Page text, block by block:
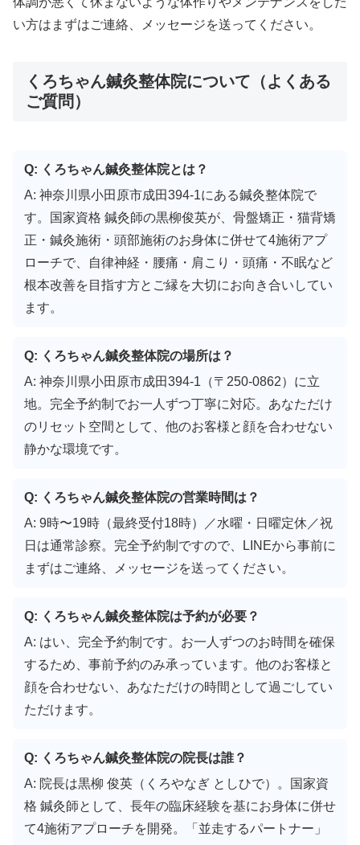
い方はまずはご連絡、メッセージを送ってください。
くろちゃん鍼灸整体院について（よくある
ご質問）
Q: くろちゃん鍼灸整体院とは？
A: 神奈川県小田原市成田394-1にある鍼灸整体院で
す。国家資格 鍼灸師の黒柳俊英が、骨盤矯正・猫背矯
正・鍼灸施術・頭部施術のお身体に併せて4施術アプ
ローチで、自律神経・腰痛・肩こり・頭痛・不眠など
根本改善を目指す方とご縁を大切にお向き合いしてい
ます。
Q: くろちゃん鍼灸整体院の場所は？
A: 神奈川県小田原市成田394-1（〒250-0862）に立
地。完全予約制でお一人ずつ丁寧に対応。あなただけ
のリセット空間として、他のお客様と顔を合わせない
静かな環境です。
Q: くろちゃん鍼灸整体院の営業時間は？
A: 9時〜19時（最終受付18時）／水曜・日曜定休／祝
日は通常診察。完全予約制ですので、LINEから事前に
まずはご連絡、メッセージを送ってください。
Q: くろちゃん鍼灸整体院は予約が必要？
A: はい、完全予約制です。お一人ずつのお時間を確保
するため、事前予約のみ承っています。他のお客様と
顔を合わせない、あなただけの時間として過ごしてい
ただけます。
Q: くろちゃん鍼灸整体院の院長は誰？
A: 院長は黒柳 俊英（くろやなぎ としひで）。国家資
格 鍼灸師として、長年の臨床経験を基にお身体に併せ
て4施術アプローチを開発。「並走するパートナー」